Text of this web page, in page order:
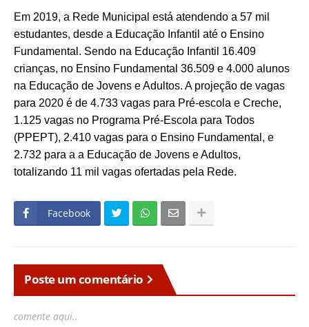
Em 2019, a Rede Municipal está atendendo a 57 mil
estudantes, desde a Educação Infantil até o Ensino
Fundamental. Sendo na Educação Infantil 16.409
crianças, no Ensino Fundamental 36.509 e 4.000 alunos
na Educação de Jovens e Adultos. A projeção de vagas
para 2020 é de 4.733 vagas para Pré-escola e Creche,
1.125 vagas no Programa Pré-Escola para Todos
(PPEPT), 2.410 vagas para o Ensino Fundamental, e
2.732 para a a Educação de Jovens e Adultos,
totalizando 11 mil vagas ofertadas pela Rede.
Facebook
Poste um comentário
comente aqui..